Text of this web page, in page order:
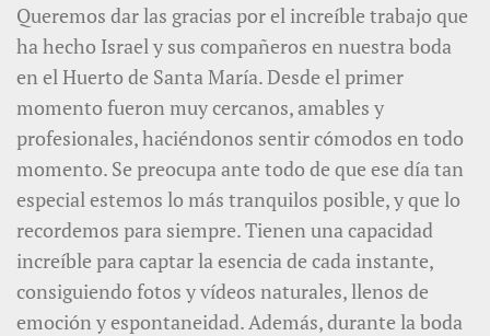
Queremos dar las gracias por el increíble trabajo que
ha hecho Israel y sus compañeros en nuestra boda
en el Huerto de Santa María. Desde el primer
momento fueron muy cercanos, amables y
profesionales, haciéndonos sentir cómodos en todo
momento. Se preocupa ante todo de que ese día tan
especial estemos lo más tranquilos posible, y que lo
recordemos para siempre. Tienen una capacidad
increíble para captar la esencia de cada instante,
consiguiendo fotos y vídeos naturales, llenos de
emoción y espontaneidad. Además, durante la boda